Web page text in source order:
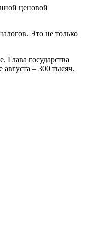
ценовой
Это не только
Глава государства
августа – 300 тысяч.